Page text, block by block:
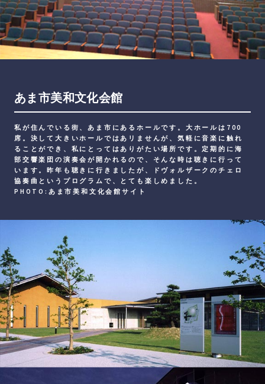
あま市美和文化会館
私が住んでいる街、あま市にあるホールです。大ホールは700
席。決して大きいホールではあリませんが、気軽に音楽に触れ
ることができ、私にとってはありがたい場所です。定期的に海
部交響楽団の演奏会が開かれるので、そんな時は聴きに行って
います。昨年も聴きに行きましたが、ドヴォルザークのチェロ
協奏曲というプログラムで、とても楽しめました。
PHOTO:あま市美和文化会館サイト